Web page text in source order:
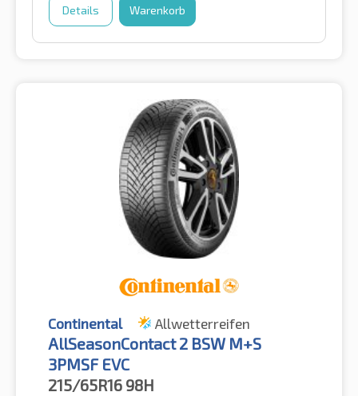
Details Warenkorb
Continental Allwetterreifen
AllSeasonContact 2 BSW M+S
3PMSF EVC
215/65R16 98H